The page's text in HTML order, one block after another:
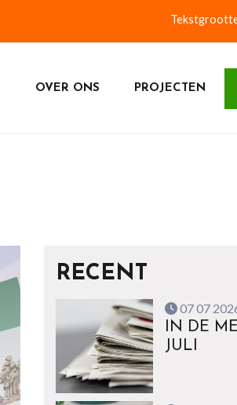
OVER ONS PROJECTEN
RECENT
07 07
IN DE
JULI